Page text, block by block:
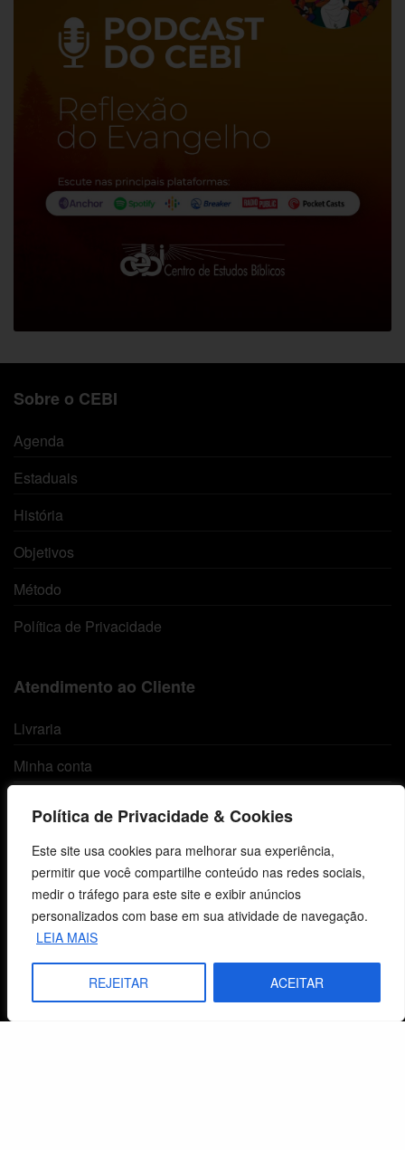
Política de Privacidade & Cookies
Este site usa cookies para melhorar sua experiência,
permitir que você compartilhe conteúdo nas redes sociais,
medir o tráfego para este site e exibir anúncios
personalizados com base em sua atividade de navegação.
LEIA MAIS
REJEITAR ACEITAR
Sobre o CEBI
Agenda
Estaduais
História
Objetivos
Método
Política de Privacidade
Atendimento ao Cliente
Livraria
Minha conta
Termos e Condições
Centro de Estudos Bíblicos
CNPJ: 29.832.607/0001-10
São Leopoldo, RS, Brasil